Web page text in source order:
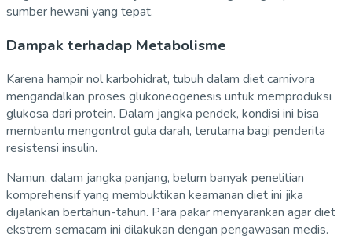
sumber hewani yang tepat.
Dampak terhadap Metabolisme
Karena hampir nol karbohidrat, tubuh dalam diet carnivora
mengandalkan proses glukoneogenesis untuk memproduksi
glukosa dari protein. Dalam jangka pendek, kondisi ini bisa
membantu mengontrol gula darah, terutama bagi penderita
resistensi insulin.
Namun, dalam jangka panjang, belum banyak penelitian
komprehensif yang membuktikan keamanan diet ini jika
dijalankan bertahun-tahun. Para pakar menyarankan agar diet
ekstrem semacam ini dilakukan dengan pengawasan medis.